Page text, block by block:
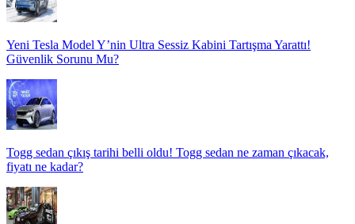
Yeni Tesla Model Y’nin Ultra Sessiz Kabini Tartışma Yarattı!
Güvenlik Sorunu Mu?
Togg sedan çıkış tarihi belli oldu! Togg sedan ne zaman çıkacak,
fiyatı ne kadar?